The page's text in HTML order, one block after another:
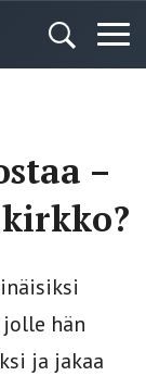
–
hän
ja jakaa